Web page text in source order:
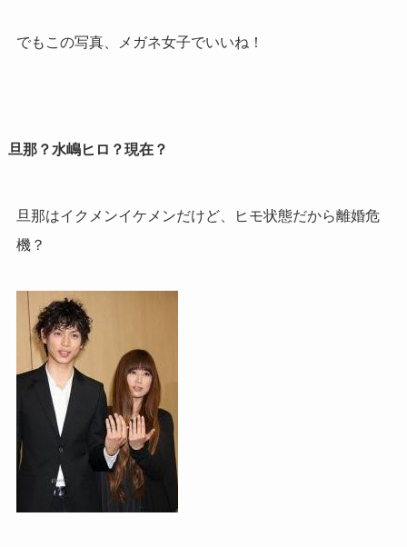
でもこの写真、メガネ女子でいいね！
旦那？水嶋ヒロ？現在？
旦那はイクメンイケメンだけど、ヒモ状態だから離婚危
機？